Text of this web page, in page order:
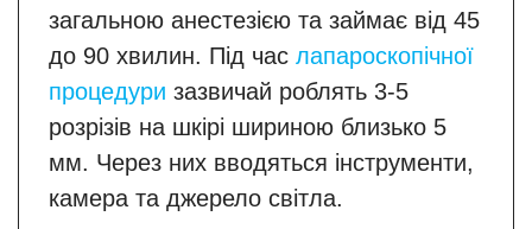
загальною анестезією та займає від 45
до 90 хвилин. Під час лапароскопічної
процедури зазвичай роблять 3-5
розрізів на шкірі шириною близько 5
мм. Через них вводяться інструменти,
камера та джерело світла.